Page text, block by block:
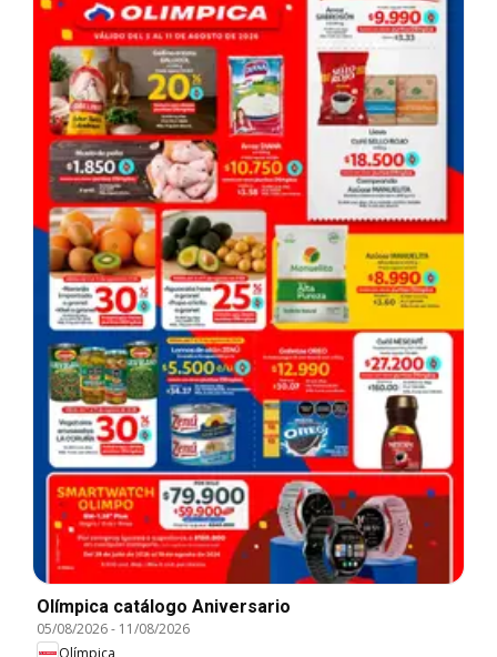
Olímpica catálogo Aniversario
05/08/2026- 11/08/2026
Olímpica